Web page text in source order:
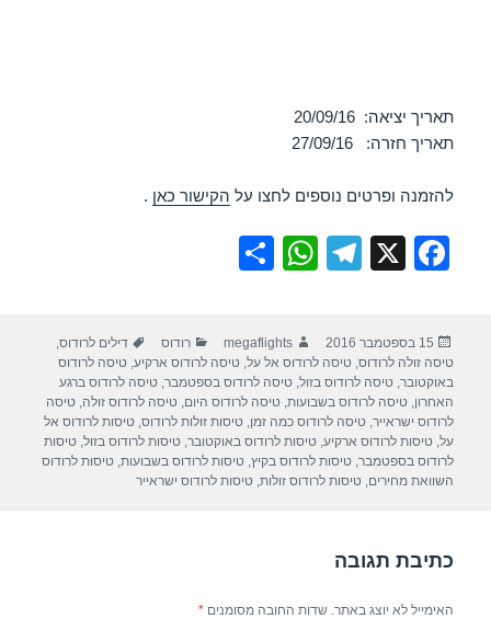
תאריך יציאה: 20/09/16
תאריך חזרה: 27/09/16
להזמנה ופרטים נוספים לחצו על הקישור כאן .
F
e
b
o
o
k
X
T
gr
a
m
W
s
A
p
p
e
פורסם
בתאריך
15 בספטמבר 2016 מחבר
megaflights קטגוריות
רודוס תגיות
דילים לרודוס,
טיסה זולה לרודוס,טיסה לרודוס אל על,טיסה לרודוס ארקיע,טיסה לרודוס
באוקטובר,טיסה לרודוס בזול,טיסה לרודוס בספטמבר,טיסה לרודוס ברגע
האחרון,טיסה לרודוס בשבועות,טיסה לרודוס היום,טיסה לרודוס זולה,טיסה
לרודוס ישראייר,טיסה לרודוס כמה זמן,טיסות זולות לרודוס,טיסות לרודוס אל
על,טיסות לרודוס ארקיע,טיסות לרודוס באוקטובר,טיסות לרודוס בזול,טיסות
לרודוס בספטמבר,טיסות לרודוס בקיץ,טיסות לרודוס בשבועות,טיסות לרודוס
השוואת מחירים,טיסות לרודוס זולות,טיסות לרודוס ישראייר
כתיבת תגובה
האימייל לא יוצג באתר. שדות החובה מסומנים*